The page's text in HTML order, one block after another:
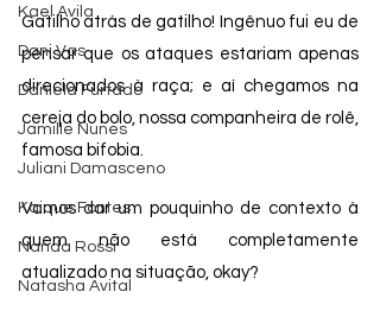
Kael Avila
Dani Vas
Daniela Furtado
Jamille Nunes
Juliani Damasceno
Kaique Fontes
Nanda Rossi
Natasha Avital
Gatilho atrás de gatilho! Ingênuo fui eu de
pensar que os ataques estariam apenas
direcionados à raça; e aí chegamos na
cereja do bolo, nossa companheira de rolê,
famosa bifobia.
Vamos dar um pouquinho de contexto à
quem não está completamente
atualizado na situação, okay?